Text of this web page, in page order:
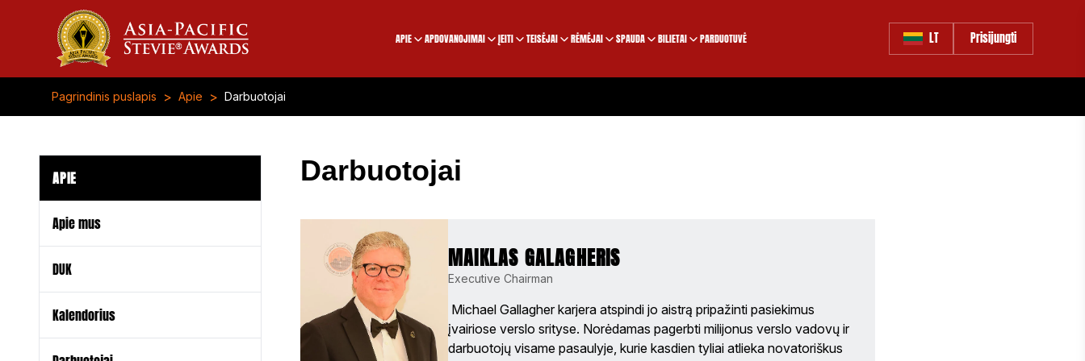
APIE APDOVANOJIMAI ĮEITI TEISĖJAI RĖMĖJAI SPAUDA BILIETAI PARDUOTUVĖ LT Prisijungti
Pagrindinis puslapis > Apie > Darbuotojai
APIE
Apie mus
DUK
Kalendorius
Darbuotojai
MAIKLAS GALAGHERIS
Executive Chairman
Michael Gallagher karjera atspindi jo aistrą pripažinti pasiekimus
įvairiose verslo srityse. Norėdamas pagerbti milijonus verslo vadovų ir
darbuotojų visame pasaulyje, kurie kasdien tyliai atlieka novatoriškus